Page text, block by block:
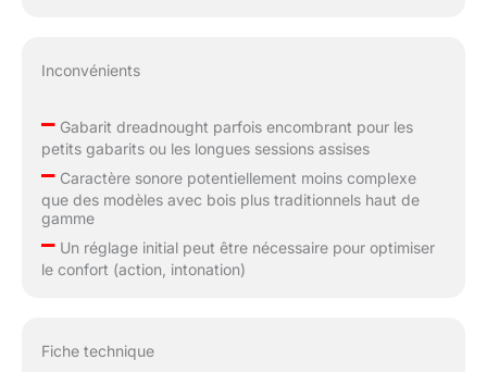
Inconvénients
–Gabarit dreadnought parfois encombrant pour les
petits gabarits ou les longues sessions assises
–Caractère sonore potentiellement moins complexe
que des modèles avec bois plus traditionnels haut de
gamme
–Un réglage initial peut être nécessaire pour optimiser
le confort (action, intonation)
Fiche technique